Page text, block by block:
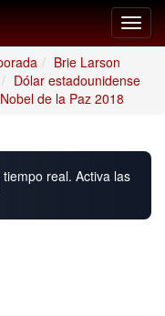
Brie Larson
Dólar estadounidense
Nobel de la Paz 2018
real. Activa las